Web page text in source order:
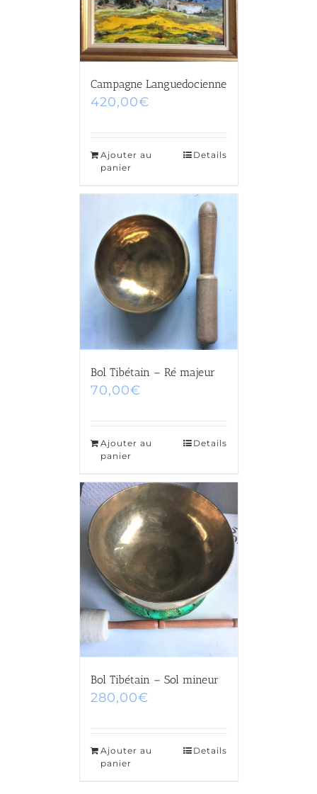
Campagne Languedocienne
420,00€
Ajouter au
panier
Details
Bol Tibétain – Ré majeur
70,00€
Ajouter au
panier
Details
Bol Tibétain – Sol mineur
280,00€
Ajouter au
panier
Details